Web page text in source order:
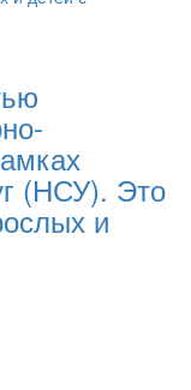
(НСУ). Это
и